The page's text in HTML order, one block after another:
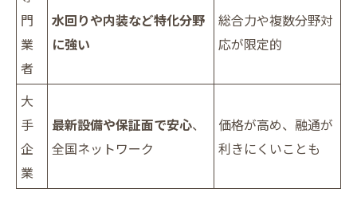
門
業
者
水回りや内装など特化分野
に強い
総合力や複数分野対
応が限定的
大
手
企
業
最新設備や保証面で安心、
全国ネットワーク
価格が高め、融通が
利きにくいことも